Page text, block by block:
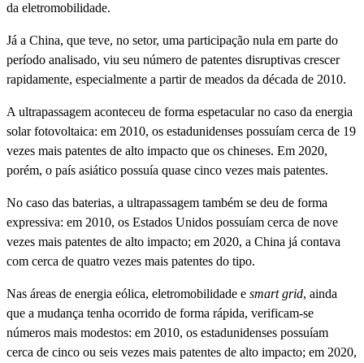
da eletromobilidade.
Já a China, que teve, no setor, uma participação nula em parte do
período analisado, viu seu número de patentes disruptivas crescer
rapidamente, especialmente a partir de meados da década de 2010.
A ultrapassagem aconteceu de forma espetacular no caso da energia
solar fotovoltaica: em 2010, os estadunidenses possuíam cerca de 19
vezes mais patentes de alto impacto que os chineses. Em 2020,
porém, o país asiático possuía quase cinco vezes mais patentes.
No caso das baterias, a ultrapassagem também se deu de forma
expressiva: em 2010, os Estados Unidos possuíam cerca de nove
vezes mais patentes de alto impacto; em 2020, a China já contava
com cerca de quatro vezes mais patentes do tipo.
Nas áreas de energia eólica, eletromobilidade e smart grid, ainda
que a mudança tenha ocorrido de forma rápida, verificam-se
números mais modestos: em 2010, os estadunidenses possuíam
cerca de cinco ou seis vezes mais patentes de alto impacto; em 2020,